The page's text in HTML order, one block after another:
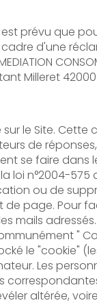
est prévu que
d'une
Milleret 42000
le Site.
de
se faire
n°2004-575
ou de
page. Pour
mails
"
le "cookie"
Les
altérée,